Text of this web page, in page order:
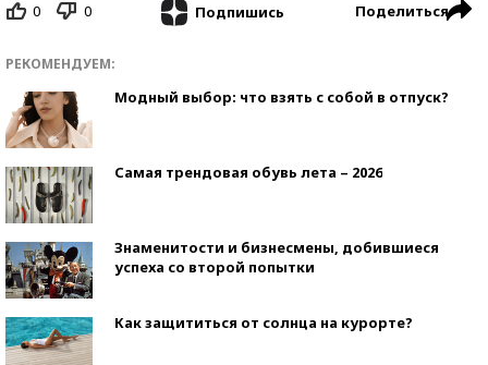
0 0 Подпишись Поделиться
РЕКОМЕНДУЕМ:
Модный выбор: что взять с собой в отпуск?
Самая трендовая обувь лета – 2026
Знаменитости и бизнесмены, добившиеся
успеха со второй попытки
Как защититься от солнца на курорте?